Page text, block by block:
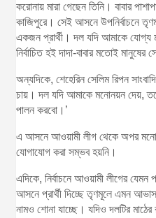
করোনায় মারা গেছেন তিনি। বাবার
কাজিপুরে। সেই আসনে উপনির্বাচনে
একজন প্রার্থী। দল যদি আমাকে
নির্বাচিত হই দাদা-বাবার মতোই মানুষের
অন্যদিকে, শেহেরিন সেলিম রিপন
চায়। দল যদি আমাকে মনোনয়ন দেয়,
পালন করবো।’
এ আসনে আওয়ামী লীগ থেকে অপর
যোগাযোগ করা সম্ভব হয়নি।
এদিকে, নির্বাচনে আওয়ামী লীগের
আসনে প্রার্থী দিচ্ছে তৃণমূলে এমন আভাস
নামও শোনা যাচ্ছে। যদিও দলটির মাঠের